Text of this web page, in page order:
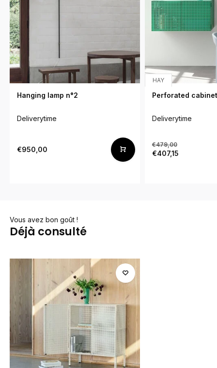
Hanging lamp n°2
Deliverytime
€950,00
HAY
Perforated
Deliverytime
€479,00
€407,15
Vous avez bon goût !
Déjà consulté